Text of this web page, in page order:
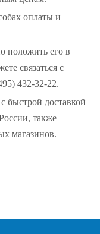
оплаты и
положить его в
связаться с
432-32-22.
быстрой доставкой
также
магазинов.